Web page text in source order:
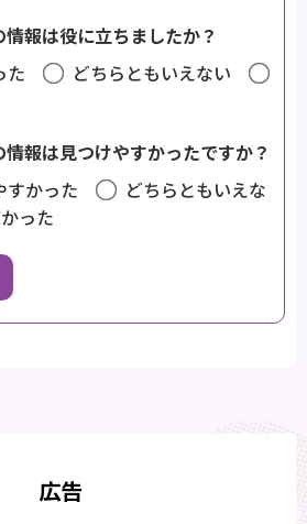
報は役に立ちましたか？
た
どちらともいえない
報は見つけやすかったですか？
すかった
どちらともいえな
った
広告